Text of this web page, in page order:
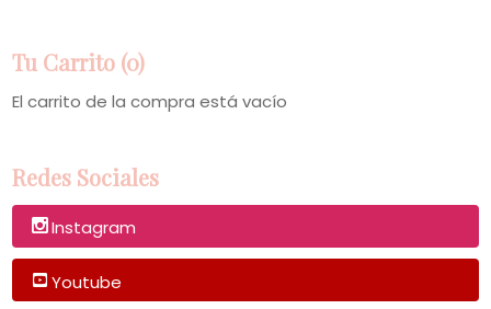
Tu Carrito (0)
El carrito de la compra está vacío
Redes Sociales
Instagram
Youtube